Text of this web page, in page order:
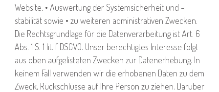
Website, • Auswertung der Systemsicherheit und -
stabilität sowie • zu weiteren administrativen Zwecken.
Die Rechtsgrundlage für die Datenverarbeitung ist Art. 6
Abs. 1 S. 1 lit. f DSGVO. Unser berechtigtes Interesse folgt
aus oben aufgelisteten Zwecken zur Datenerhebung. In
keinem Fall verwenden wir die erhobenen Daten zu dem
Zweck, Rückschlüsse auf Ihre Person zu ziehen. Darüber